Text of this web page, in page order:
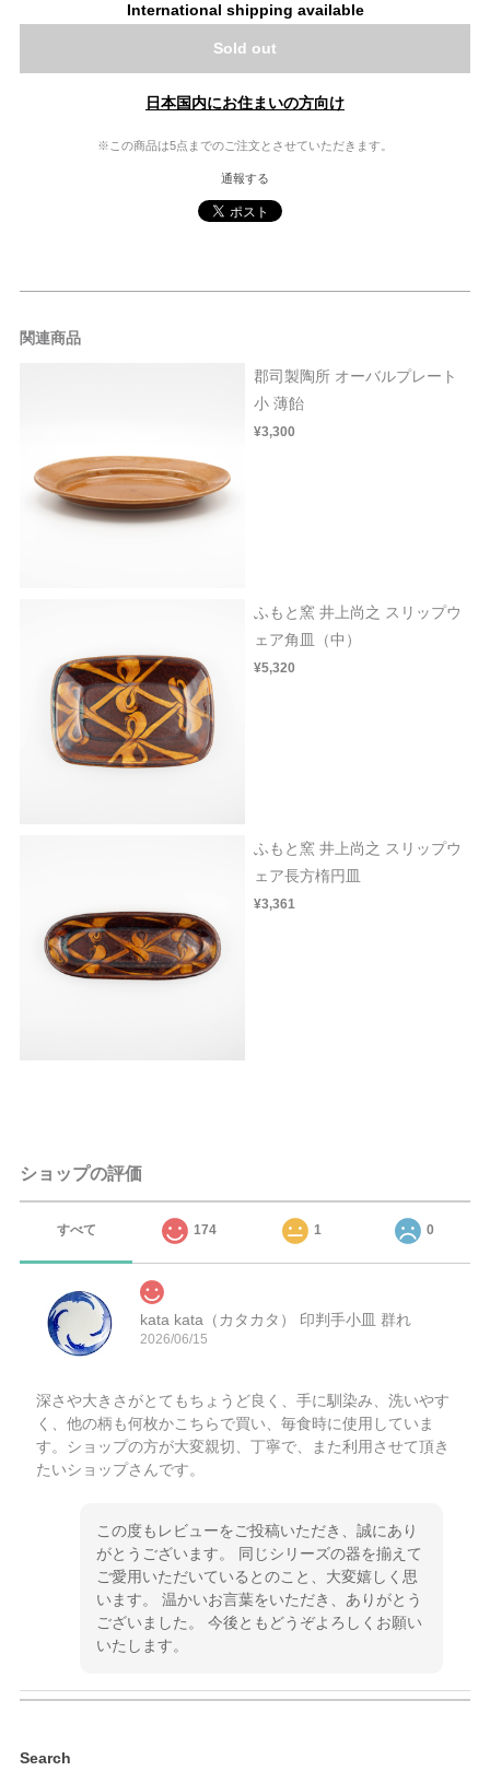
International shipping available
Sold out
日本国内にお住まいの方向け
※この商品は5点までのご注文とさせていただきます。
通報する
関連商品
郡司製陶所 オーバルプレート
小 薄飴
¥3,300
ふもと窯 井上尚之 スリップウ
ェア角皿（中）
¥5,320
ふもと窯 井上尚之 スリップウ
ェア長方楕円皿
¥3,361
ショップの評価
すべて 174 1 0
kata kata（カタカタ） 印判手小皿 群れ
2026/06/15
深さや大きさがとてもちょうど良く、手に馴染み、洗いやす
く、他の柄も何枚かこちらで買い、毎食時に使用していま
す。ショップの方が大変親切、丁寧で、また利用させて頂き
たいショップさんです。
この度もレビューをご投稿いただき、誠にあり
がとうございます。 同じシリーズの器を揃えて
ご愛用いただいているとのこと、大変嬉しく思
います。 温かいお言葉をいただき、ありがとう
ございました。 今後ともどうぞよろしくお願い
いたします。
Search